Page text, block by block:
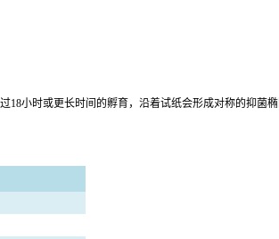
小时或更长时间的孵育，沿着试纸会形成对称的抑菌